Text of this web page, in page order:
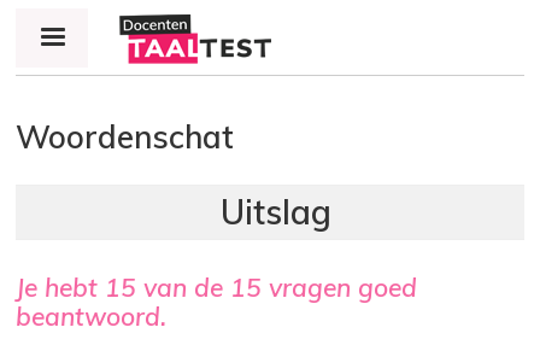
Woordenschat
Je hebt 15 van de 15 vragen goed
beantwoord.